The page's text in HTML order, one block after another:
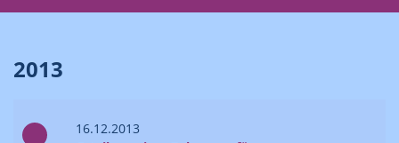
2013
16.12.2013